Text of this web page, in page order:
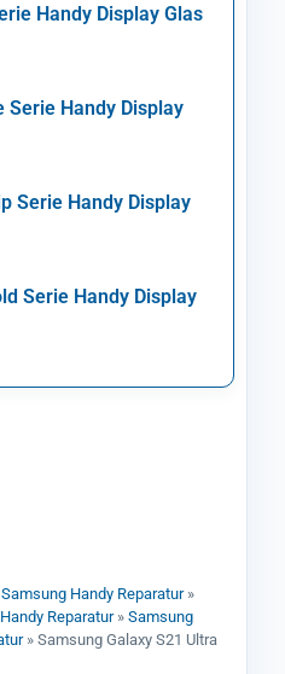
Handy Display Glas
Serie Handy Display
Serie Handy Display
Serie Handy Display
Samsung Handy Reparatur»
Reparatur» Samsung
» Samsung Galaxy S21 Ultra